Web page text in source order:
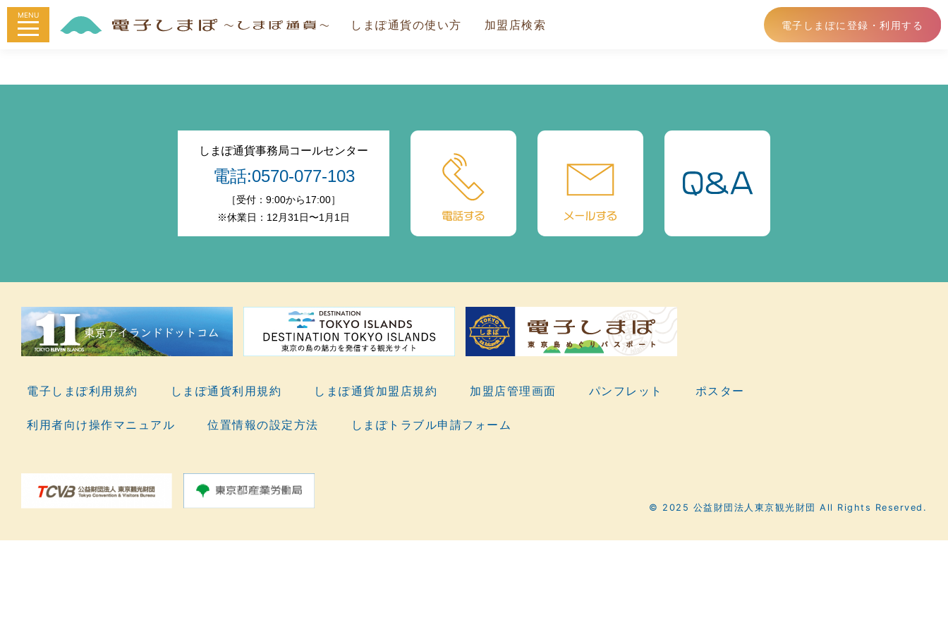
MENU
しまぽ通貨の使い方 加盟店検索 電子しまぽに登録・利用する
しまぽ通貨事務局コールセンター
電話:0570-077-103
［受付：9:00から17:00］
※休業日：12月31日〜1月1日
電子しまぽ利用規約 しまぽ通貨利用規約 しまぽ通貨加盟店規約 加盟店管理画面 パンフレット ポスター
利用者向け操作マニュアル 位置情報の設定方法 しまぽトラブル申請フォーム
© 2025 公益財団法人東京観光財団 All Rights Reserved.